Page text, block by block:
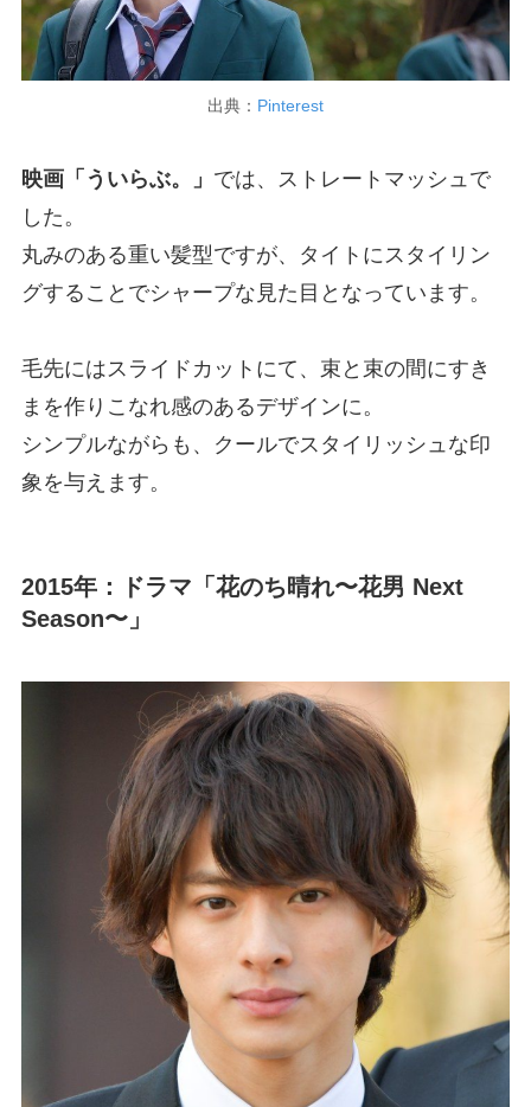
出典： Pinterest
映画「ういらぶ。」 では、ストレートマッシュで
した。
丸みのある重い髪型ですが、タイトにスタイリン
グすることでシャープな見た目となっています。
毛先にはスライドカットにて、束と束の間にすき
まを作りこなれ感のあるデザインに。
シンプルながらも、クールでスタイリッシュな印
象を与えます。
2015年：ドラマ「花のち晴れ〜花男 Next
Season〜」